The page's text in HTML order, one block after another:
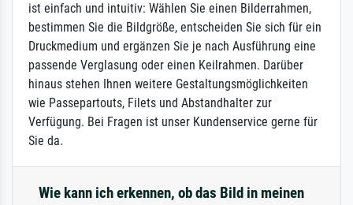
ist einfach und intuitiv: Wählen Sie einen Bilderrahmen,
bestimmen Sie die Bildgröße, entscheiden Sie sich für ein
Druckmedium und ergänzen Sie je nach Ausführung eine
passende Verglasung oder einen Keilrahmen. Darüber
hinaus stehen Ihnen weitere Gestaltungsmöglichkeiten
wie Passepartouts, Filets und Abstandhalter zur
Verfügung. Bei Fragen ist unser Kundenservice gerne für
Sie da.
Wie kann ich erkennen, ob das Bild in meinen